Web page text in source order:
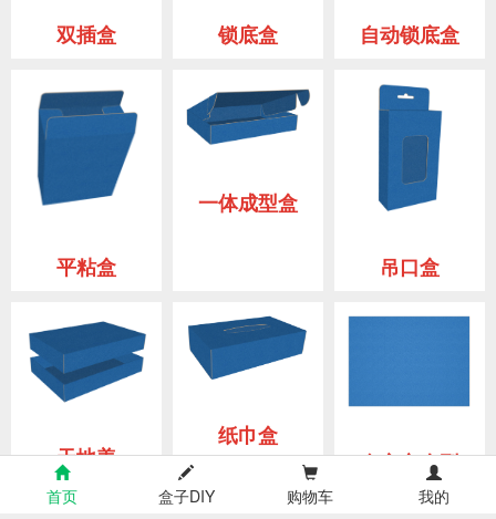
双插盒 锁底盒 自动锁底盒
平粘盒
一体成型盒
吊口盒
天地盖
纸巾盒
自定义盒型
首页 盒子DIY 购物车 我的